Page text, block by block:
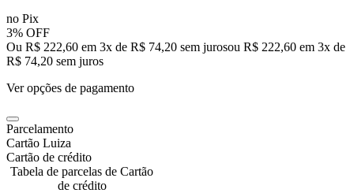
no Pix
3% OFF
Ou R$ 222,60 em 3x de R$ 74,20 sem jurosou R$ 222,60 em 3x de
R$ 74,20 sem juros
Ver opções de pagamento
Parcelamento
Cartão Luiza
Cartão de crédito
Tabela de parcelas de Cartão
de crédito